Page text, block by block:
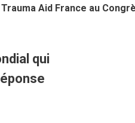
Trauma Aid France au
qui